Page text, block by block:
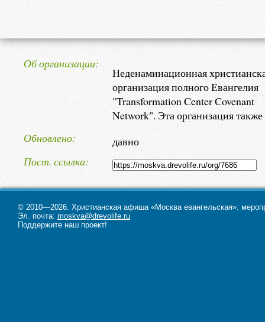
Об организации
Неденаминационная
организация полного Евангелия
"Transformation Center Covenant
Network". Эта организация также
Трансформации" и "Церкви
Обновлено
давно
Пост. ссылка
© 2010—2026. Христианская афиша «Москва евангельская»:
Эл. почта: moskva@drevolife.ru
Поддержите наш проект!